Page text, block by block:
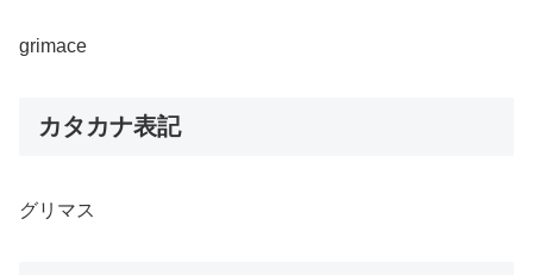
grimace
カタカナ表記
グリマス